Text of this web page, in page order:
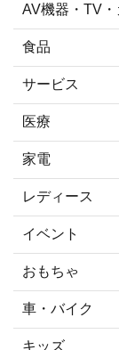
AV機器・TV・
食品
サービス
医療
家電
レディース
イベント
おもちゃ
車・バイク
キッズ